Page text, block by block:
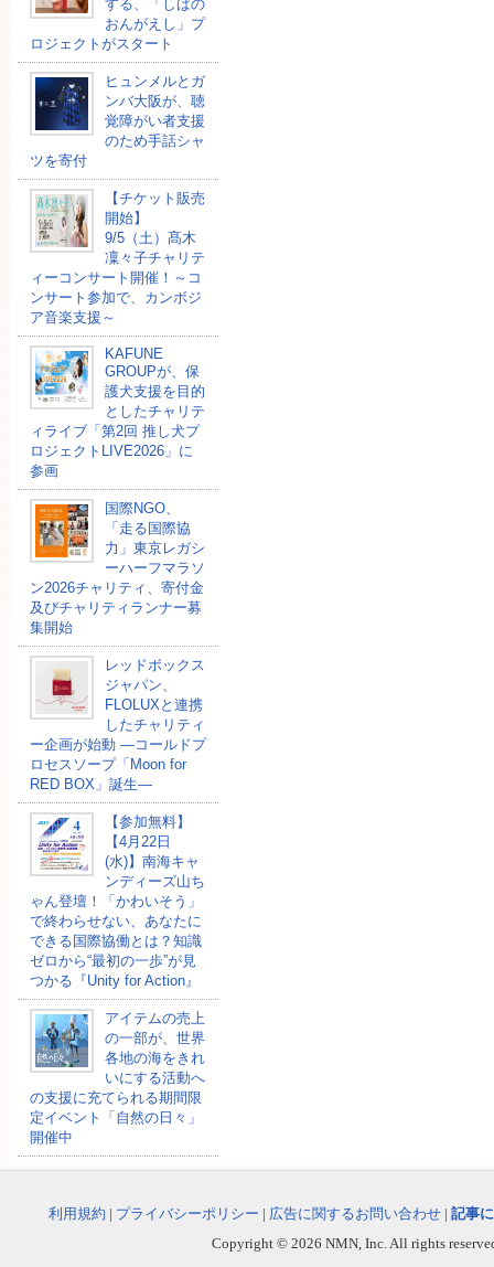
する、「しばの
おんがえし」プ
ロジェクトがスタート
ヒュンメルとガ
ンバ大阪が、聴
覚障がい者支援
のため手話シャ
ツを寄付
【チケット販売
開始】
9/5（土）髙木
凜々子チャリテ
ィーコンサート開催！～コ
ンサート参加で、カンボジ
ア音楽支援～
KAFUNE
GROUPが、保
護犬支援を目的
としたチャリテ
ィライブ「第2回 推し犬プ
ロジェクトLIVE2026」に
参画
国際NGO、
「走る国際協
力」東京レガシ
ーハーフマラソ
ン2026チャリティ、寄付金
及びチャリティランナー募
集開始
レッドボックス
ジャパン、
FLOLUXと連携
したチャリティ
ー企画が始動 ―コールドプ
ロセスソープ「Moon for
RED BOX」誕生―
【参加無料】
【4月22日
(水)】南海キャ
ンディーズ山ち
ゃん登壇！「かわいそう」
で終わらせない、あなたに
できる国際協働とは？知識
ゼロから“最初の一歩”が見
つかる『Unity for Action』
アイテムの売上
の一部が、世界
各地の海をきれ
いにする活動へ
の支援に充てられる期間限
定イベント「自然の日々」
開催中
利用規約 | プライバシーポリシー | 広告に関するお問い合わせ | 記事
Copyright © 2026 NMN, Inc. All rights